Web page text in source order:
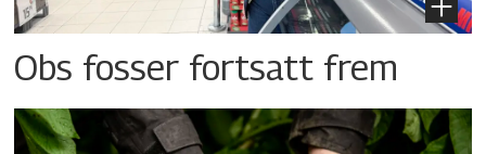
Obs fosser fortsatt frem